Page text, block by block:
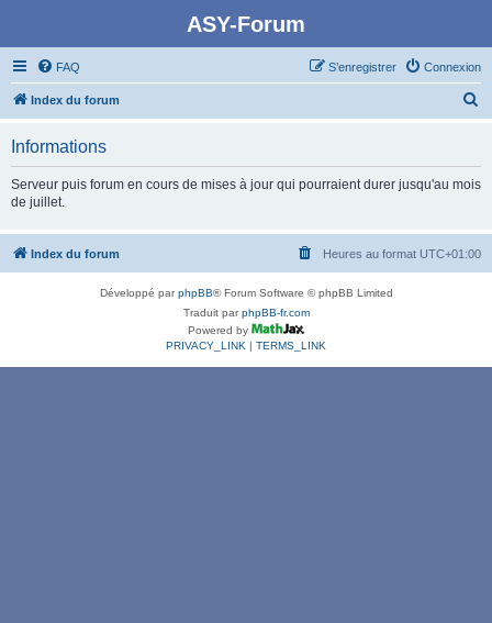
ASY-Forum
FAQ Connexion
S’enregistrer
Index du forum
c
Informations
Serveur puis forum en cours de mises à jour qui pourraient durer jusqu'au mois
de juillet.
Index du forum Heures au format UTC+01:00
Développé parphpBB® Forum Software © phpBB Limited
Traduit parphpBB-fr.com
Powered by
PRIVACY_LINK | TERMS_LINK